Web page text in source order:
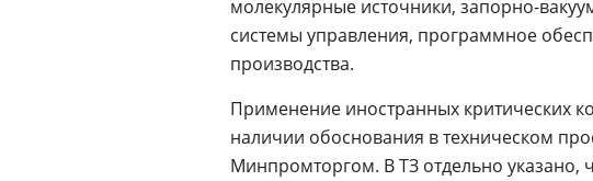
молекулярные источники, запорно-
системы управления, программное
производства.
Применение иностранных критических
наличии обоснования в техническом
Минпромторгом. В ТЗ отдельно